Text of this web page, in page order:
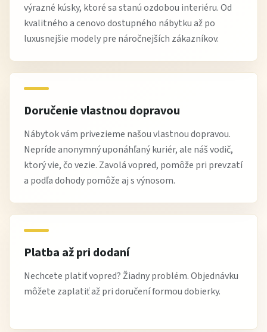
Vyžaduje montáž?
Áno, montáž je potrebná pre správne umiestnenie a
stabilitu pohovky.
Čo si na nej zákazníci obľúbili
kvalitnú kožu, ktorá dodáva obývačke elegantný
charakter.
Stručne:
Kožená pohovka Rosso II 3Pje elegantná a komfortná
pohovka z kvalitnej kože. Ideálna akokožená pohovka 3-
sedačka
Objednajte si Rosso II 3P a doprajte si luxusný komfort a
štýlové sedenie každý deň.
výrazné kúsky, ktoré sa stanú ozdobou interiéru. Od
kvalitného a cenovo dostupného nábytku až po
luxusnejšie modely pre náročnejších zákazníkov.
Doručenie vlastnou dopravou
Nábytok vám privezieme našou vlastnou dopravou.
Nepríde anonymný uponáhľaný kuriér, ale náš vodič,
ktorý vie, čo vezie. Zavolá vopred, pomôže pri prevzatí
a podľa dohody pomôže aj s výnosom.
Platba až pri dodaní
Nechcete platiť vopred? Žiadny problém. Objednávku
môžete zaplatiť až pri doručení formou dobierky.